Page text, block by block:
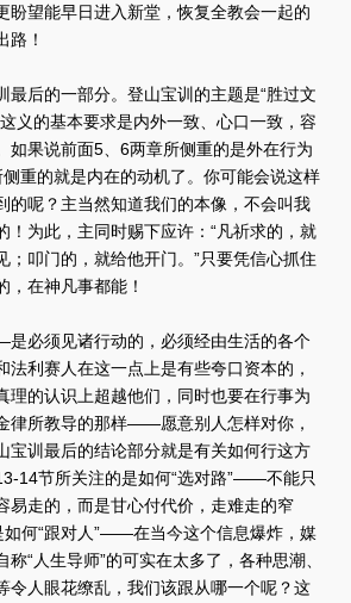
盼望能早日进入新堂，恢复全教会一起的
路！
最后的一部分。登山宝训的主题是“胜过文
义的基本要求是内外一致、心口一致，容
如果说前面5、6两章所侧重的是外在行为
重的就是内在的动机了。你可能会说这样
的呢？主当然知道我们的本像，不会叫我
！为此，主同时赐下应许：“凡祈求的，就
；叩门的，就给他开门。”只要凭信心抓住
，在神凡事都能！
必须见诸行动的，必须经由生活的各个
法利赛人在这一点上是有些夸口资本的，
理的认识上超越他们，同时也要在行事为
律所教导的那样——愿意别人怎样对你，
宝训最后的结论部分就是有关如何行这方
14节所关注的是如何“选对路”——不能只
易走的，而是甘心付代价，走难走的窄
如何“跟对人”——在当今这个信息爆炸，媒
“人生导师”的可实在太多了，各种思潮、
令人眼花缭乱，我们该跟从哪一个呢？这